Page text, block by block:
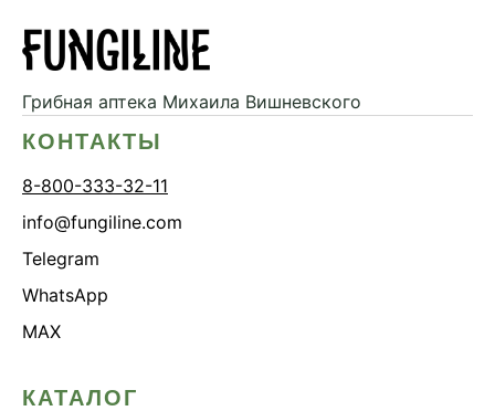
Грибная аптека Михаила Вишневского
КОНТАКТЫ
8-800-333-32-11
info@fungiline.com
Telegram
WhatsApp
MAX
КАТАЛОГ